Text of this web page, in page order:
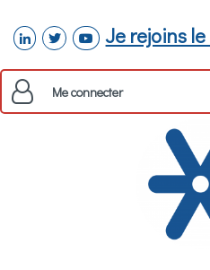
linkedintwitteryoutube
Je rejoins
Me connecter